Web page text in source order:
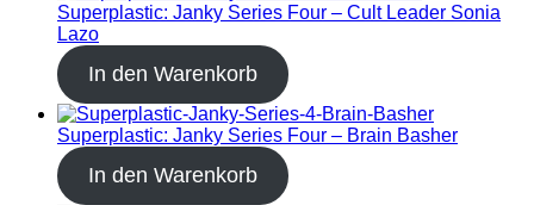
Superplastic: Janky Series Four – Cult Leader Sonia
Lazo
In den Warenkorb
Superplastic: Janky Series Four – Brain Basher
In den Warenkorb